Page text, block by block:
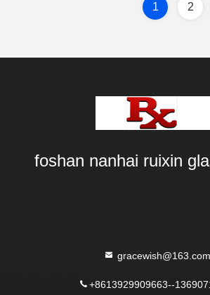
1 2
foshan nanhai ruixin
gracewish@163.com
+8613929909663--